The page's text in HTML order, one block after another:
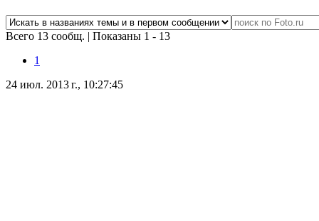
Всего 13 сообщ. | Показаны 1 - 13
1
24 июл. 2013 г., 10:27:45